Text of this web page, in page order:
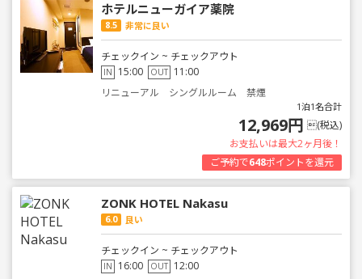
ホテルニューガイア薬院
8.5 非常に良い
チェックイン ~ チェックアウト
IN 15:00 OUT 11:00
リニューアル シングルルーム 禁煙
1泊1名合計
12,969円 (税込)
お支払いは最大2ヶ月後！
ご予約で648ポイントを還元
ZONK HOTEL Nakasu
6.0 良い
チェックイン ~ チェックアウト
IN 16:00 OUT 12:00